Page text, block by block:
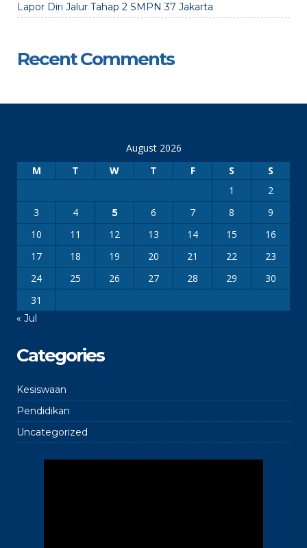
Lapor Diri Jalur Tahap 2 SMPN 37 Jakarta
Recent Comments
August 2026
M
T W T F S
S
1
2
3
4 5 6 7 8
9
10
11 12 13 14 15
16
17
18 19 20 21 22
23
24
25 26 27 28 29
30
31
« Jul
Categories
Kesiswaan
Pendidikan
Uncategorized